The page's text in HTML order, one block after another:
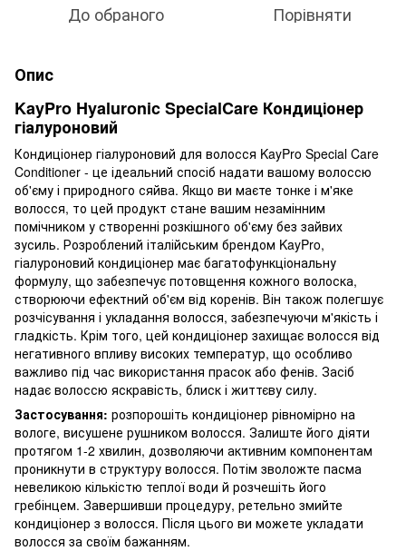
До обраного Порівняти
Опис
KayPro Hyaluronic SpecialCare Кондиціонер
гіалуроновий
Кондиціонер гіалуроновий для волосся KayPro Special Care
Conditioner - це ідеальний спосіб надати вашому волоссю
об'єму і природного сяйва. Якщо ви маєте тонке і м'яке
волосся, то цей продукт стане вашим незамінним
помічником у створенні розкішного об'єму без зайвих
зусиль. Розроблений італійським брендом KayPro,
гіалуроновий кондиціонер має багатофункціональну
формулу, що забезпечує потовщення кожного волоска,
створюючи ефектний об'єм від коренів. Він також полегшує
розчісування і укладання волосся, забезпечуючи м'якість і
гладкість. Крім того, цей кондиціонер захищає волосся від
негативного впливу високих температур, що особливо
важливо під час використання прасок або фенів. Засіб
надає волоссю яскравість, блиск і життєву силу.
Застосування: розпорошіть кондиціонер рівномірно на
вологе, висушене рушником волосся. Залиште його діяти
протягом 1-2 хвилин, дозволяючи активним компонентам
проникнути в структуру волосся. Потім зволожте пасма
невеликою кількістю теплої води й розчешіть його
гребінцем. Завершивши процедуру, ретельно змийте
кондиціонер з волосся. Після цього ви можете укладати
волосся за своїм бажанням.